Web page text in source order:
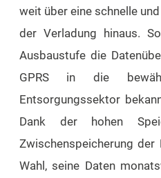
weit über eine schnelle
der Verladung hinaus.
Ausbaustufe die
GPRS in die
Entsorgungssektor
Dank der hohen
Zwischenspeicherung
Wahl, seine Daten